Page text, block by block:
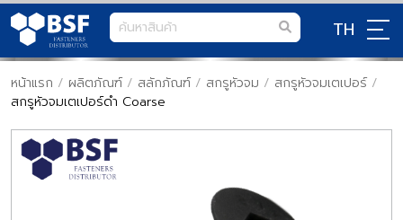
TH
หน้าแรก / ผลิตภัณฑ์ / สลักภัณฑ์ / สกรูหัวจม / สกรูหัวจมเตเปอร์ /
สกรูหัวจมเตเปอร์ดำ Coarse